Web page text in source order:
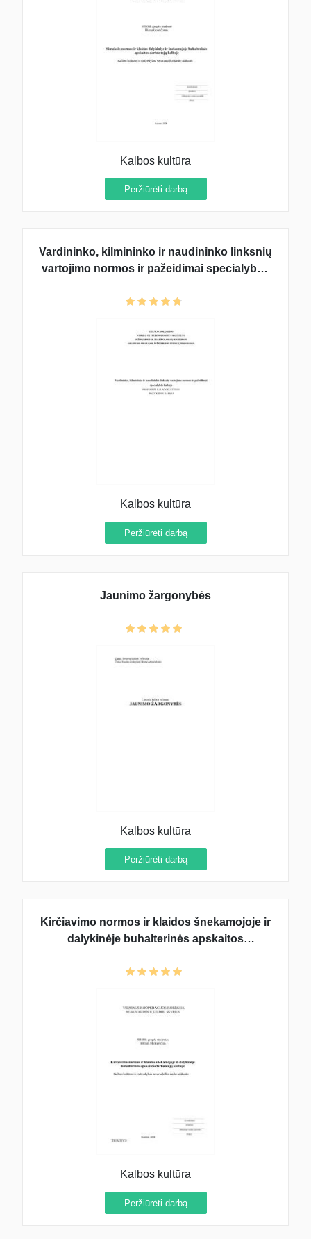
Kalbos kultūra
Peržiūrėti darbą
Vardininko, kilmininko ir naudininko linksnių
vartojimo normos ir pažeidimai specialybės
Kalbos kultūra
Peržiūrėti darbą
Jaunimo žargonybės
Kalbos kultūra
Peržiūrėti darbą
Kirčiavimo normos ir klaidos šnekamojoje ir
dalykinėje buhalterinės apskaitos
Kalbos kultūra
Peržiūrėti darbą